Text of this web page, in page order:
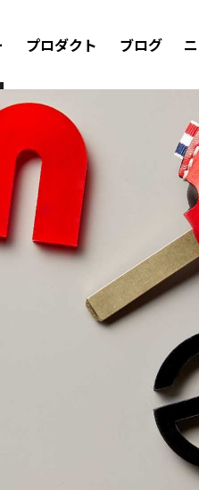
プロダクト
海外メーカー
アルファロメオ
メルセデス・
ブログ